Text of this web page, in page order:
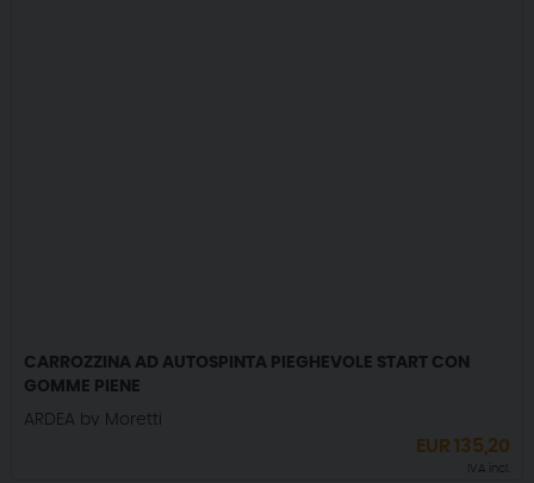
CARROZZINA AD AUTOSPINTA PIEGHEVOLE START CON
GOMME PIENE
ARDEA by Moretti
EUR135,20
IVA incl.